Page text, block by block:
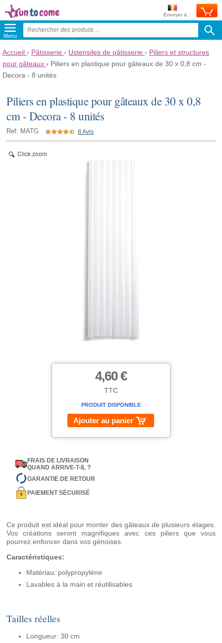
Envoyer à :
Menu
Accueil › Pâtisserie › Ustensiles de pâtisserie › Piliers et structures
pour gâteaux › Piliers en plastique pour gâteaux de 30 x 0,8 cm -
Decora - 8 unités
Piliers en plastique pour gâteaux de 30 x 0,8
cm - Decora - 8 unités
Ref: MATG 8 Avis
Click zoom
4,60 €
TTC
PRODUIT DISPONIBLE
Ajouter au panier
FRAIS DE LIVRAISON
QUAND ARRIVE-T-IL ?
GARANTIE DE RETOUR
PAIEMENT SÉCURISÉ
Ce produit est idéal pour monter des gâteaux de plusieurs étages.
Vos créations seront magnifiques avec ces piliers que vous
pourrez enfoncer dans vos génoises.
Caractéristiques:
Matériau: polypropylène
Lavables à la main et réutilisables
Tailles réelles
Longueur: 30 cm